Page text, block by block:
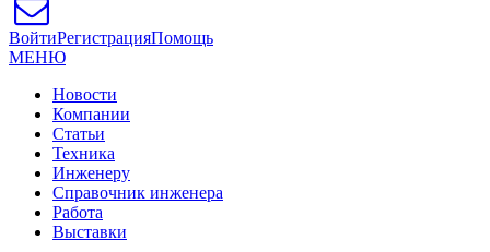
ВойтиРегистрацияПомощь
МЕНЮ
Новости
Компании
Статьи
Техника
Инженеру
Справочник инженера
Работа
Выставки